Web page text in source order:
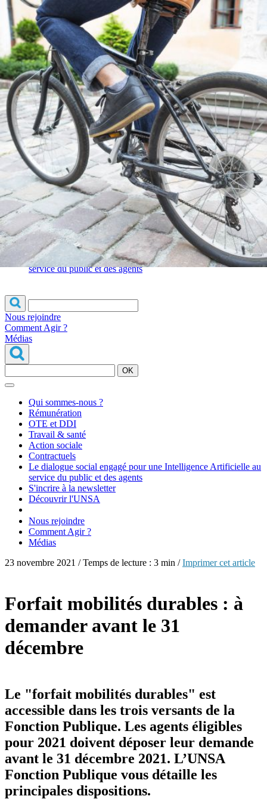
Qui
sommes-
nous ?
S'inscrire à
la
newsletter
Découvrir
l'UNSA
Rémunération
|
OTE et DDI
Travail & santé
|
Action sociale
|
Contractuels
Le dialogue social engagé pour une Intelligence Artificielle au
service du public et des agents
Nous rejoindre
Comment Agir ?
Médias
OK
Qui sommes-nous ?
Rémunération
OTE et DDI
Travail & santé
Action sociale
Contractuels
Le dialogue social engagé pour une Intelligence Artificielle au
service du public et des agents
S'incrire à la newsletter
Découvrir l'UNSA
Nous rejoindre
Comment Agir ?
Médias
23 novembre 2021 / Temps de lecture : 3 min /Imprimer cet article
Forfait mobilités durables : à
demander avant le 31
décembre
Le "forfait mobilités durables" est
accessible dans les trois versants de la
Fonction Publique. Les agents éligibles
pour 2021 doivent déposer leur demande
avant le 31 décembre 2021. L’UNSA
Fonction Publique vous détaille les
principales dispositions.